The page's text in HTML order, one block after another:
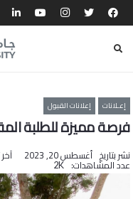
إعـلانات إعلانات القبول
فرصة مميزة للطلبة
نشر بتاريخ أغسطس 20, 2023
عدد المشاهدات: 2K